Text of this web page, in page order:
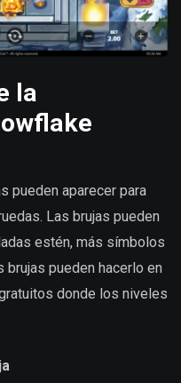
la
pueden aparecer para
Las brujas pueden
estén, más símbolos
brujas pueden hacerlo en
donde los niveles